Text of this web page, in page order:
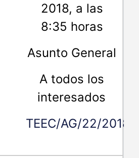
2018, a las
8:35 horas
Asunto General
A todos los
interesados
TEEC/AG/22/2018